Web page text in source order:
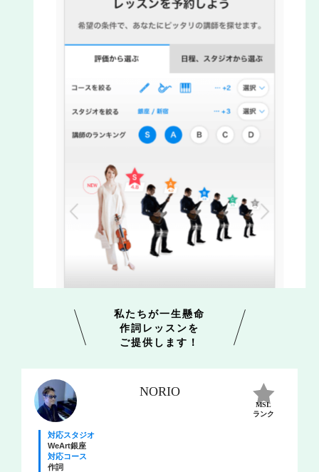
私たちが一生懸命
作詞レッスンを
ご提供します！
NORIO
MSL
ランク
対応スタジオ
WeArt銀座
対応コース
作詞